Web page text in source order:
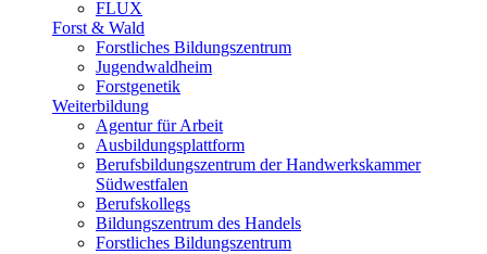
FLUX
Forst & Wald
Forstliches Bildungszentrum
Jugendwaldheim
Forstgenetik
Weiterbildung
Agentur für Arbeit
Ausbildungsplattform
Berufsbildungszentrum der Handwerkskammer
Südwestfalen
Berufskollegs
Bildungszentrum des Handels
Forstliches Bildungszentrum